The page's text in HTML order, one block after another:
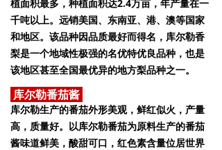
植面积最多，种植面积达2.4万亩，年产量在一
千吨以上。远销美国、东南亚、港、澳等国家
和地区。该品种因品质最好而得名，库尔勒香
梨是一个地域性极强的名优特优良品种，也是
该地区甚至全国最优异的地方梨品种之一。
库尔勒番茄酱
库尔勒生产的番茄外形美观，鲜红似火，产量
高，质量好。以库尔勒番茄为原料生产的番茄
酱味道鲜美，酸甜可口，红色素含量位居世界